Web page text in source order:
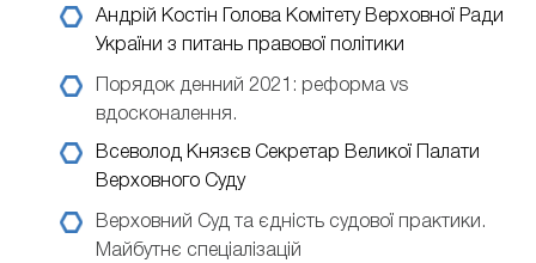
Андрій Костін
Голова Комітету Верховної Ради
України з питань правової політики
Порядок денний 2021: реформа vs
вдосконалення.
Всеволод Князєв Секретар Великої Палати
Верховного Суду
Верховний Суд та єдність судової практики.
Майбутнє спеціалізацій